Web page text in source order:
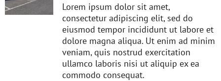
Lorem ipsum dolor sit amet,
consectetur adipiscing elit, sed do
eiusmod tempor incididunt ut labore et
dolore magna aliqua. Ut enim ad minim
veniam, quis nostrud exercitation
ullamco laboris nisi ut aliquip ex ea
commodo consequat.